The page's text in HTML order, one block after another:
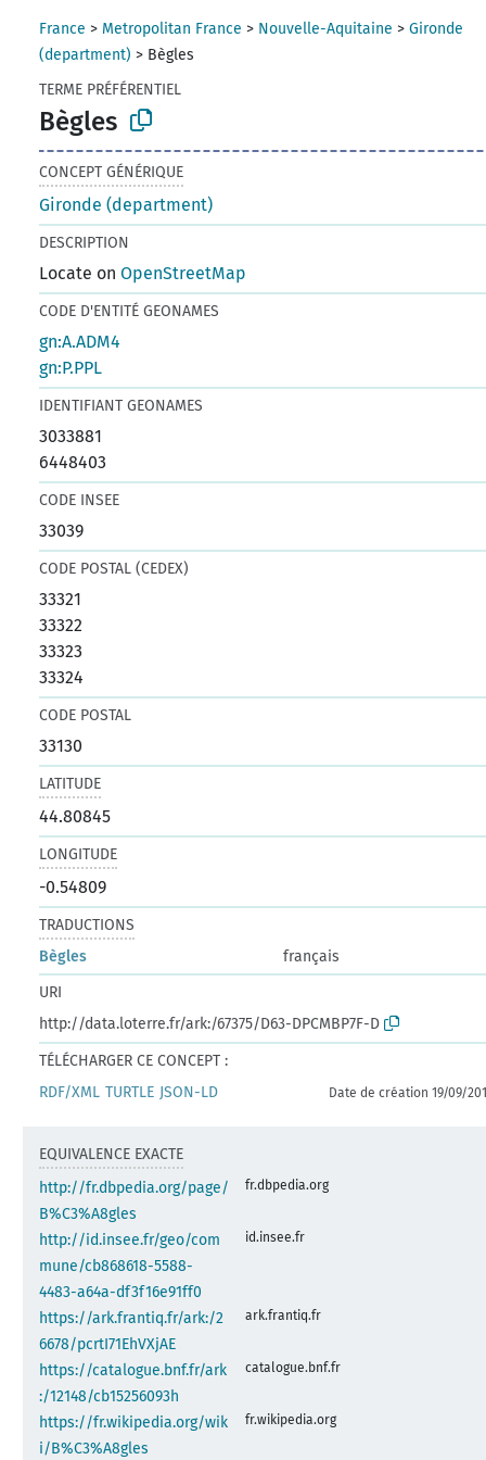
France > Metropolitan France > Nouvelle-Aquitaine >Gironde
(department) > Bègles
TERME PRÉFÉRENTIEL
Bègles
CONCEPT GÉNÉRIQUE
Gironde (department)
DESCRIPTION
Locate onOpenStreetMap
CODE D'ENTITÉ GEONAMES
gn:A.ADM4
gn:P.PPL
IDENTIFIANT GEONAMES
3033881
6448403
CODE INSEE
33039
CODE POSTAL (CEDEX)
33321
33322
33323
33324
CODE POSTAL
33130
LATITUDE
44.80845
LONGITUDE
-0.54809
TRADUCTIONS
Bègles
français
URI
http://data.loterre.fr/ark:/67375/D63-DPCMBP7F-D
TÉLÉCHARGER CE CONCEPT :
RDF/XML TURTLE JSON-LD Date de création 19/09/
EQUIVALENCE EXACTE
http://fr.dbpedia.org/page/
B%C3%A8gles
fr.dbpedia.org
http://id.insee.fr/geo/com
mune/cb868618-5588-
4483-a64a-df3f16e91ff0
id.insee.fr
https://ark.frantiq.fr/ark:/2
6678/pcrtI71EhVXjAE
ark.frantiq.fr
https://catalogue.bnf.fr/ark
:/12148/cb15256093h
catalogue.bnf.fr
https://fr.wikipedia.org/wik
i/B%C3%A8gles
fr.wikipedia.org